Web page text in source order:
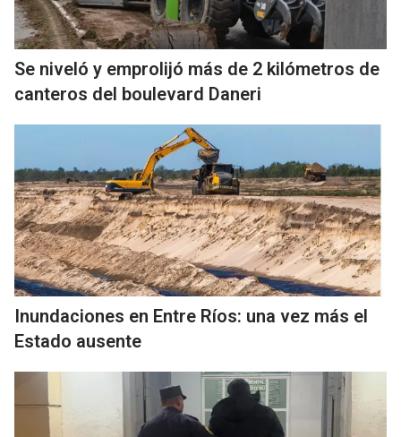
Se niveló y emprolijó más de 2 kilómetros de
canteros del boulevard Daneri
Inundaciones en Entre Ríos: una vez más el
Estado ausente